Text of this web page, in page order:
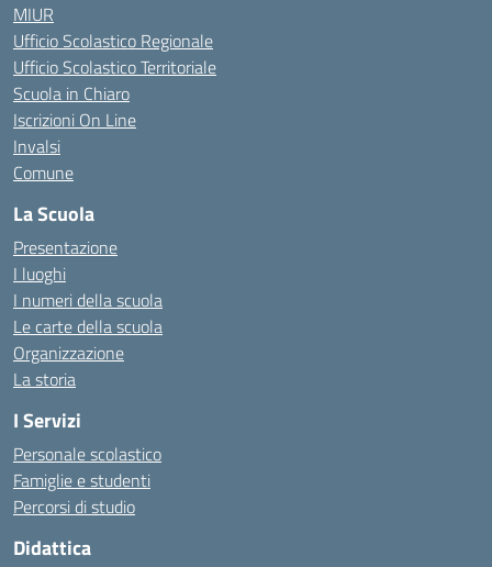
MIUR
Ufficio Scolastico Regionale
Ufficio Scolastico Territoriale
Scuola in Chiaro
Iscrizioni On Line
Invalsi
Comune
La Scuola
Presentazione
I luoghi
I numeri della scuola
Le carte della scuola
Organizzazione
La storia
I Servizi
Personale scolastico
Famiglie e studenti
Percorsi di studio
Didattica